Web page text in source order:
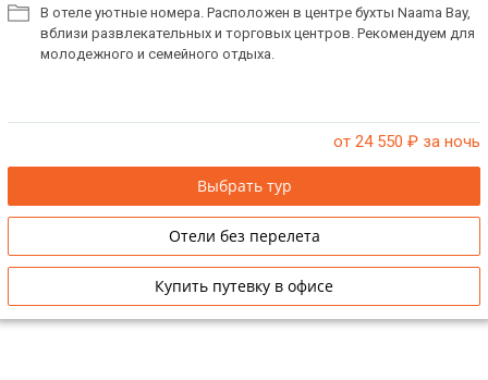
В отеле уютные номера. Расположен в центре бухты Naama Bay,
вблизи развлекательных и торговых центров. Рекомендуем для
молодежного и семейного отдыха.
от 24 550 ₽ за ночь
Выбрать тур
Отели без перелета
Купить путевку в офисе